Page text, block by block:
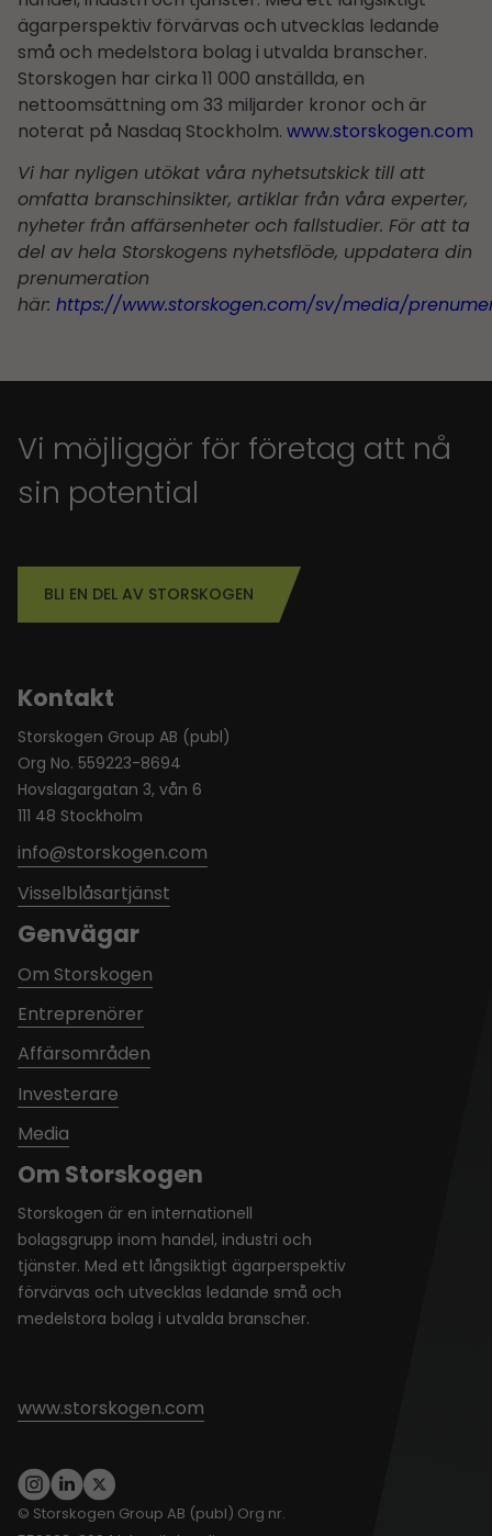
ägarperspektiv förvärvas och utvecklas ledande
små och medelstora bolag i utvalda branscher.
Storskogen har cirka 11 000 anställda, en
nettoomsättning om 33 miljarder kronor och är
noterat på Nasdaq Stockholm. www.storskogen.com
Vi har nyligen utökat våra nyhetsutskick till att
omfatta branschinsikter, artiklar från våra experter,
nyheter från affärsenheter och fallstudier. För att ta
del av hela Storskogens nyhetsflöde, uppdatera din
prenumeration
här: https://www.storskogen.com/sv/media/
Vi möjliggör för företag att nå
sin potential
BLI EN DEL AV STORSKOGEN
Om Storskogen
Storskogen är en internationell
bolagsgrupp inom handel, industri och
tjänster. Med ett långsiktigt ägarperspektiv
förvärvas och utvecklas ledande små och
medelstora bolag i utvalda branscher.
www.storskogen.com
Kontakt
Storskogen Group AB (publ)
Org No. 559223-8694
Hovslagargatan 3, vån 6
111 48 Stockholm
info@storskogen.com
Visselblåsartjänst
Genvägar
Om Storskogen
Entreprenörer
Affärsområden
Investerare
Media
© Storskogen Group AB (publ) Org nr.